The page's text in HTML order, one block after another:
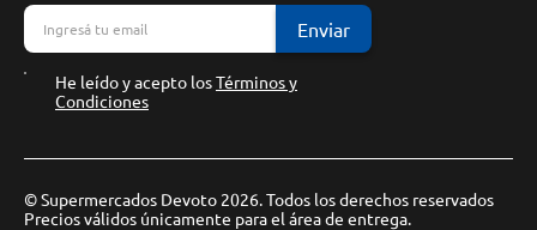
Enviar
He leído y acepto losTérminos y
Condiciones
© Supermercados Devoto 2026. Todos los derechos reservados
Precios válidos únicamente para el área de entrega.